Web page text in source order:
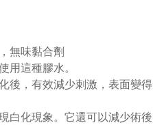
無味黏合劑
用這種膠水。
後，有效減少刺激，表面變得
白化現象。它還可以減少術後